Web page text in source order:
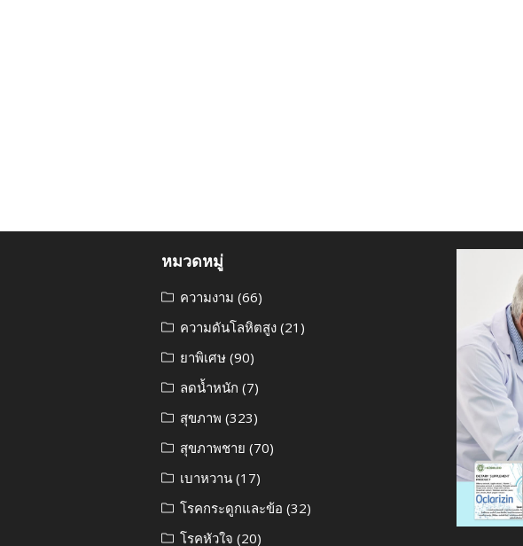
หมวดหมู่
ความงาม (66)
ความดันโลหิตสูง (21)
ยาพิเศษ (90)
ลดน้ำหนัก (7)
สุขภาพ (323)
สุขภาพชาย (70)
เบาหวาน (17)
โรคกระดูกและข้อ (32)
โรคหัวใจ (20)